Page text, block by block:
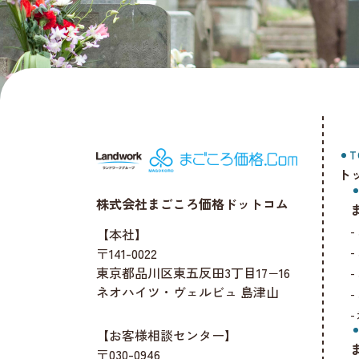
株式会社まごころ価格ドットコム
【本社】
〒141-0022
東京都品川区東五反田3丁目17−16
ネオハイツ・ヴェルビュ 島津山
【お客様相談センター】
〒030-0946
ト